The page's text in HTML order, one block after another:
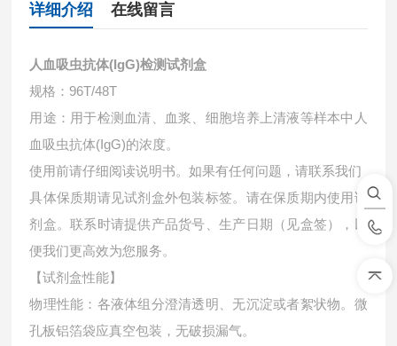
详细介绍 在线留言
人血吸虫抗体(IgG)检测试剂盒
规格：96T/48T
用途：用于检测血清、血浆、细胞培养上清液等样本中 人
血吸虫抗体(IgG)的浓度。
使用前请仔细阅读说明书。如果有任何问题，请联系我们
具体保质期请见试剂盒外包装标签。请在保质期内使用试
剂盒。联系时请提供产品货号、生产日期（见盒签），以
便我们更高效为您服务。
【试剂盒性能】
物理性能：各液体组分澄清透明、无沉淀或者絮状物。微
孔板铝箔袋应真空包装，无破损漏气。